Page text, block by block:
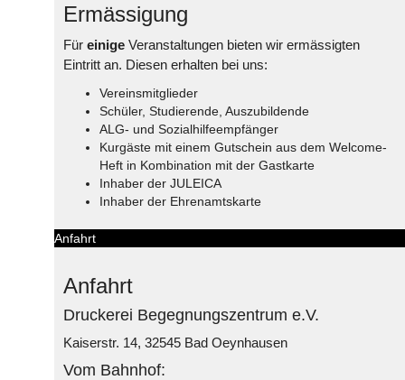
Ermässigung
Für einige Veranstaltungen bieten wir ermässigten
Eintritt an. Diesen erhalten bei uns:
Vereinsmitglieder
Schüler, Studierende, Auszubildende
ALG- und Sozialhilfeempfänger
Kurgäste mit einem Gutschein aus dem Welcome-
Heft in Kombination mit der Gastkarte
Inhaber der JULEICA
Inhaber der Ehrenamtskarte
Anfahrt
Anfahrt
Druckerei Begegnungszentrum e.V.
Kaiserstr. 14, 32545 Bad Oeynhausen
Vom Bahnhof: